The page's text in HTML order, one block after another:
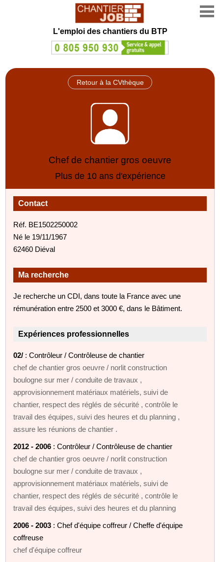
L'emploi des chantiers du BTP
Retour à la CVthèque
Chef de chantier gros oeuvre
Plus de 10 ans d'expérience
Contact
Réf. BE1502250002
Né le 19/11/1967
62460 Diéval
Ma recherche
Je recherche un CDI, dans toute la France avec une
rémunération entre 2500 et 3000 €, dans le Bâtiment.
Expériences professionnelles
02/ : Contrôleur / Contrôleuse de chantier
chef de chantier gros oeuvre / norlit construction
boulogne sur mer / conduite de travaux ,
approvisionnement matériaux matériels, suivi de
chantier, respect des réglés de sécurité , contrôle le
travail des équipes, suivi des heures et du planning ,
assure les réunions de chantier .
2012 - 2006 : Contrôleur / Contrôleuse de chantier
chef de chantier gros oeuvre / norlit construction
boulogne sur mer / conduite de travaux ,
approvisionnement matériaux matériels, suivi de
chantier, respect des réglés de sécurité , contrôle le
travail des équipes, suivi des heures et du planning
2006 - 2003 : Chef d'équipe coffreur / Cheffe d'équipe
coffreuse
chef d'équipe coffreur